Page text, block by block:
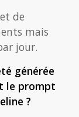
de
mais
jour.
générée
le prompt
?